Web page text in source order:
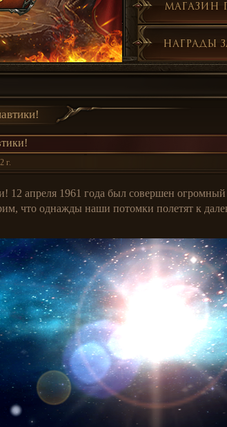
Магазин
Награды
г.
12 апреля 1961 года был совершен
что однажды наши потомки полетят к